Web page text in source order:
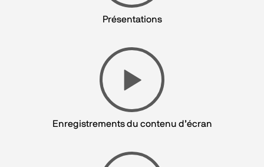
Présentations
Enregistrements du contenu d’écran